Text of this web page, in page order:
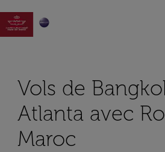

Vols de
Atlanta avec
Maroc